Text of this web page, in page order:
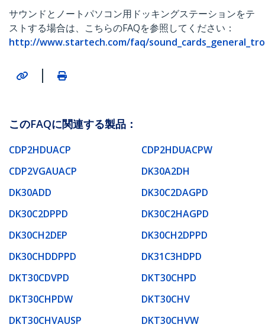
サウンドとノートパソコン用ドッキングステーションをテ
ストする場合は、こちらのFAQを参照してください：
http://www.startech.com/faq/
|
このFAQに関連する製品：
CDP2HDUACP
CDP2HDUACPW
CDP2VGAUACP
DK30A2DH
DK30ADD
DK30C2DAGPD
DK30C2DPPD
DK30C2HAGPD
DK30CH2DEP
DK30CH2DPPD
DK30CHDDPPD
DK31C3HDPD
DKT30CDVPD
DKT30CHPD
DKT30CHPDW
DKT30CHV
DKT30CHVAUSP
DKT30CHVW